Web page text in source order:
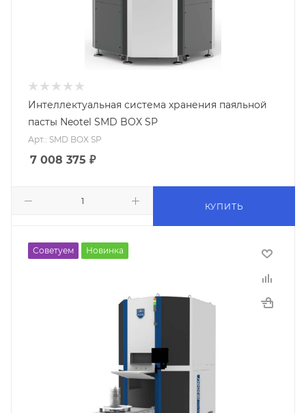
Интеллектуальная система хранения паяльной
пасты Neotel SMD BOX SP
Арт.: SMD BOX SP
7 008 375 ₽
КУПИТЬ
Советуем Новинка